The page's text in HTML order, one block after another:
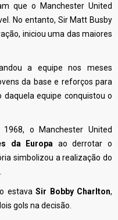
que o Manchester United
No entanto, Sir Matt Busby
iniciou uma das maiores
a equipe nos meses
da base e reforços para
equipe conquistou o
o Manchester United
da Europa ao derrotar o
simbolizou a realização do
estava Sir Bobby Charlton,
gols na decisão.